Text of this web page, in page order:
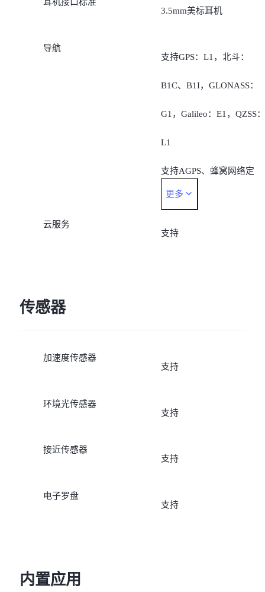
3.5mm美标耳机
导航
支持GPS：L1，北斗：
B1C、B1I，GLONASS：
G1，Galileo：E1，QZSS：
L1
支持AGPS、蜂窝网络定
位、无线局域网定位
更多
云服务
支持
传感器
加速度传感器
支持
环境光传感器
支持
接近传感器
支持
电子罗盘
支持
内置应用